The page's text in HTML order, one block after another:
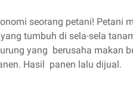
seorang petani! Petani
tumbuh di sela-sela
yang berusaha makan
Hasil panen lalu dijual.